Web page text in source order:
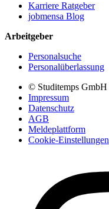
Karriere Ratgeber
jobmensa Blog
Arbeitgeber
Personalsuche
Personalüberlassung
© Studitemps GmbH
Impressum
Datenschutz
AGB
Meldeplattform
Cookie-Einstellungen